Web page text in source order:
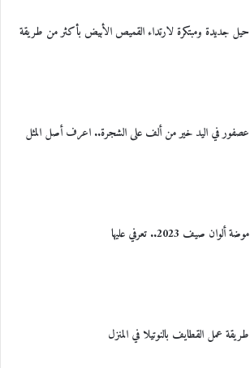
حيل جديدة ومبتكرة لارتداء القميص الأبيض بأكثر من طريقة
عصفور في اليد خير من ألف على الشجرة.. اعرف أصل المثل
موضة ألوان صيف 2023.. تعرفي عليها
طريقة عمل القطايف بالنوتيلا في المنزل